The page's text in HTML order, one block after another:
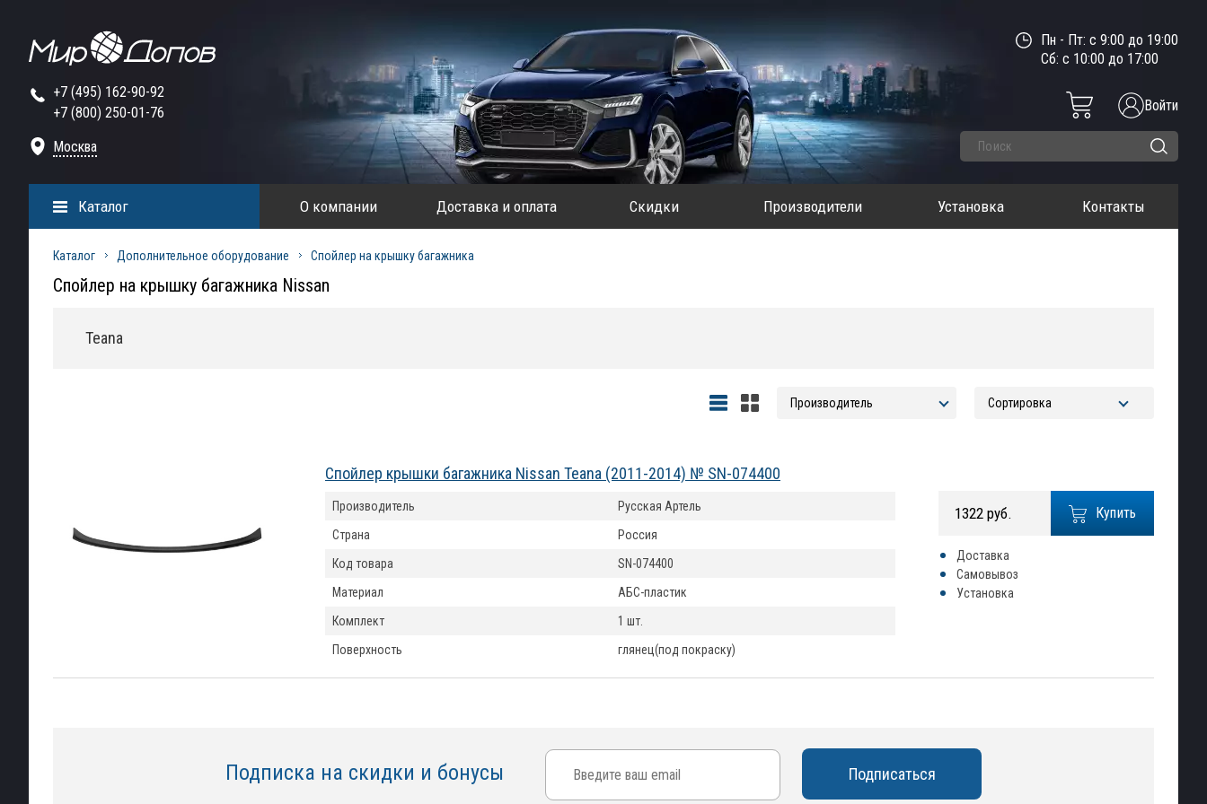
+7 (495) 162-90-92
+7 (800) 250-01-76
Москва
Пн - Пт: с 9:00 до 19:00
Сб: с 10:00 до 17:00
Войти
О компании Доставка и оплата Скидки Производители Установка Контакты
Каталог
Каталог Дополнительное оборудование Спойлер на крышку багажника
Спойлер на крышку багажника Nissan
Teana
Спойлер крышки багажника Nissan Teana (2011-2014) № SN-074400
Купить
1322 руб.
Доставка
Самовывоз
Установка
Производитель
Русская Артель
Страна
Россия
Код товара
SN-074400
Материал
АБС-пластик
Комплект
1 шт.
Поверхность
глянец(под покраску)
Подписка на скидки и бонусы